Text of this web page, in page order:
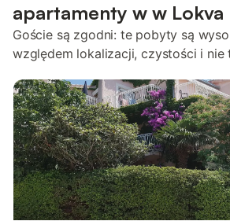
apartamenty w w Lokva
Goście są zgodni: te pobyty są
względem lokalizacji, czystości i nie